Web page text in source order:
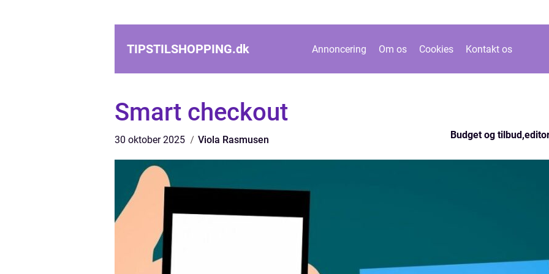
TIPSTILSHOPPING.dk Annoncering Om os Cookies Kontakt os
Smart checkout
30 oktober 2025 Viola Rasmusen Budget og tilbud,